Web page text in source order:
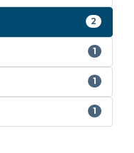
2
1
1
1